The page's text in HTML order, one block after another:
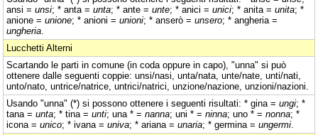
ansi = unsi; * anta = unta; * ante = unte; * anici = unici; * anita = unita; *
anione = unione; * anioni = unioni; * anserò = unsero; * angheria =
ungheria
Lucchetti Alterni
Scartando le parti in comune (in coda oppure in capo), "unna" si può
ottenere dalle seguenti coppie: unsi/nasi, unta/nata, unte/nate, unti/nati,
unto/nato, untrice/natrice, untrici/natrici, unzione/nazione, unzioni/nazioni.
Usando "unna" (*) si possono ottenere i seguenti risultati: * gina = ungi; *
tana = unta; * tina = unti; una * = nanna; uni * = ninna; uno * = nonna; *
icona = unico; * ivana = univa; * ariana = unaria; * germina = ungermi